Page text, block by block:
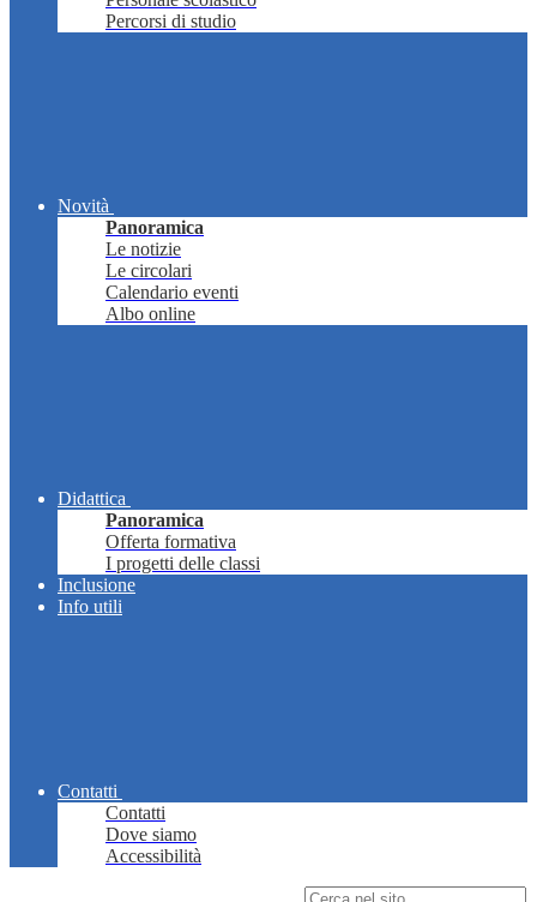
Percorsi di studio
Novità
Panoramica
Le notizie
Le circolari
Calendario eventi
Albo online
Didattica
Panoramica
Offerta formativa
I progetti delle classi
Inclusione
Info utili
Contatti
Contatti
Dove siamo
Accessibilità